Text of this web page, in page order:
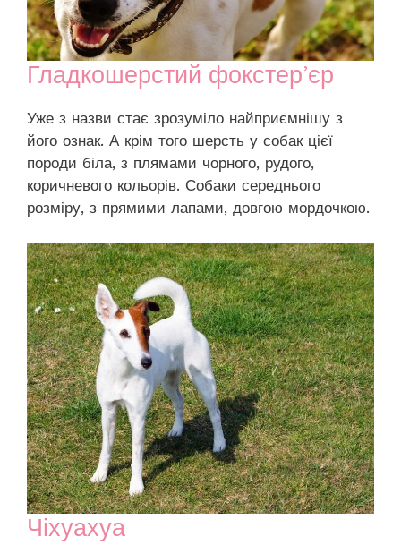
Гладкошерстий фокстер’єр
Уже з назви стає зрозуміло найприємнішу з
його ознак. А крім того шерсть у собак цієї
породи біла, з плямами чорного, рудого,
коричневого кольорів. Собаки середнього
розміру, з прямими лапами, довгою мордочкою.
Чіхуахуа